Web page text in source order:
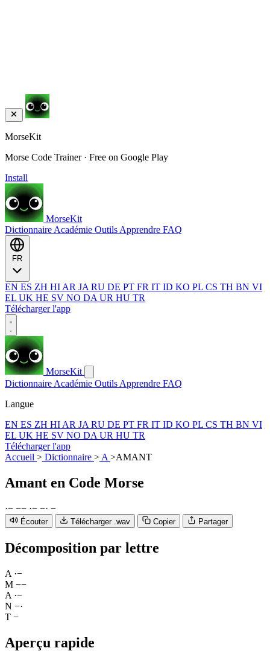
MorseKit
Morse Code Trainer · Free on Google Play
Install
MorseKit
Dictionnaire Académie Outils Apprendre FAQ
EN ES ZH HI AR JA RU DE PT FR IT ID KO PL CS TH BN VI
EL UK HE SV NO DA UR HU TR
Télécharger l'app
MorseKit
Dictionnaire Académie Outils Apprendre FAQ
Langue
EN ES ZH HI AR JA RU DE PT FR IT ID KO PL CS TH BN VI
EL UK HE SV NO DA UR HU TR
Télécharger l'app
Accueil > Dictionnaire > A >AMANT
Amant en Code Morse
·− −− ·− −· −
Écouter Télécharger .wav Copier Partager
Décomposition par lettre
A ·−
M −−
A ·−
N −·
T −
Aperçu rapide